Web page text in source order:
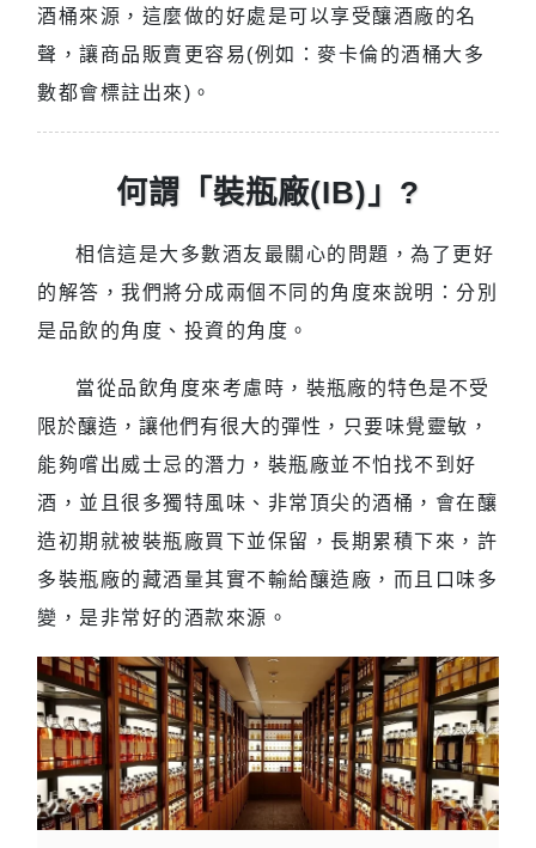
酒桶來源，這麼做的好處是可以享受釀酒廠的名
聲，讓商品販賣更容易(例如：麥卡倫的酒桶大多
數都會標註出來)。
何謂「裝瓶廠(IB)」?
相信這是大多數酒友最關心的問題，為了更好
的解答，我們將分成兩個不同的角度來說明：分別
是品飲的角度、投資的角度。
當從品飲角度來考慮時， 裝瓶廠的特色是不受
限於釀造，讓他們有很大的彈性 ，只要味覺靈敏，
能夠嚐出威士忌的潛力，裝瓶廠並不怕找不到好
酒，並且很多獨特風味、非常頂尖的酒桶，會在釀
造初期就被裝瓶廠買下並保留，長期累積下來，許
多裝瓶廠的藏酒量其實不輸給釀造廠，而且口味多
變，是非常好的酒款來源。